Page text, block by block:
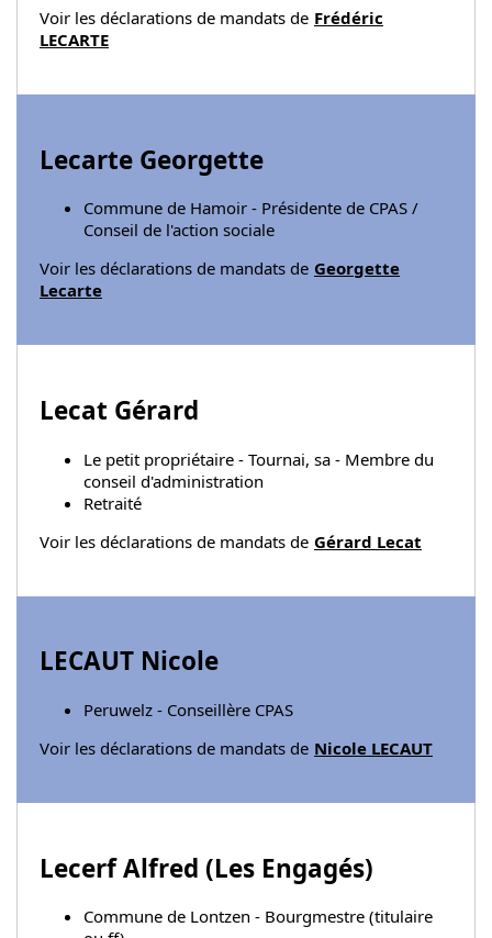
Voir les déclarations de mandats de Frédéric
LECARTE
Lecarte Georgette
Commune de Hamoir - Présidente de CPAS /
Conseil de l'action sociale
Voir les déclarations de mandats de Georgette
Lecarte
Lecat Gérard
Le petit propriétaire - Tournai, sa - Membre du
conseil d'administration
Retraité
Voir les déclarations de mandats de Gérard Lecat
LECAUT Nicole
Peruwelz - Conseillère CPAS
Voir les déclarations de mandats de Nicole LECAUT
Lecerf Alfred (Les Engagés)
Commune de Lontzen - Bourgmestre (titulaire